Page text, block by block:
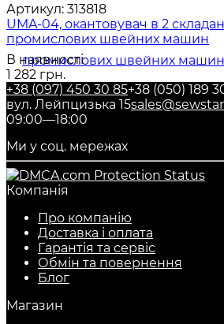
Артикул: 313818
UMA-04, окантовувач в 2
промислових швейних машин
В наявності
1 282 грн.
+38 (097) 450 30 85+38 (050) 189
вул. Лейпцизька 15
09:00—18:00
Ми у соц. мережах
Компанія
Про компанію
Доставка і оплата
Гарантія та сервіс
Обмін та повернення
Блог
Магазин